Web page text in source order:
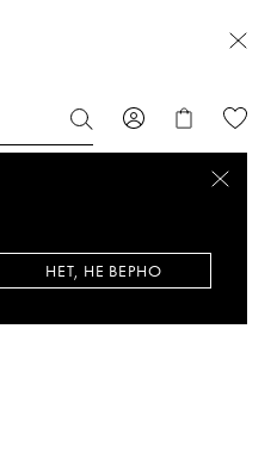
НЕТ, НЕ ВЕРНО